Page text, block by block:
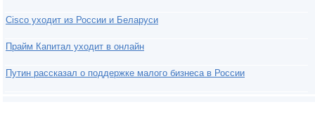
Cisco уходит из России и Беларуси
Прайм Капитал уходит в онлайн
Путин рассказал о поддержке малого бизнеса в России